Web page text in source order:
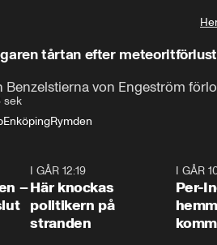
tårtan efter
von Engeström
sek
EnköpingRymden
–
I GÅR 12:19
Här knockas
politikern på
stranden
I GÅR
Per-